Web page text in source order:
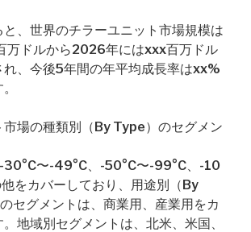
、世界のチラーユニット市場規模は
万ドルから2026年にはxxx百万ドル
れ、今後5年間の年平均成長率はxx%
市場の種類別（By Type）のセグメン
30°C〜-49°C、-50°C〜-99°C、-10
をカバーしており、用途別（By
セグメントは、商業用、産業用をカ
地域別セグメントは、北米、米国、